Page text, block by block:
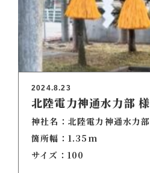
2024.8.23
北陸電力神通水力部 様
神社名：北陸電力神通水力部
箇所幅：1.35m
サイズ：100